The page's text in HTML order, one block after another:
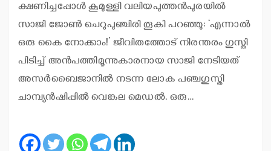
ക്ഷണിച്ചപ്പോള്‍ കൂമുള്ളി വലിയപുത്തന്‍പുരയില്‍
സാജി ജോണ്‍ ചെറുപുഞ്ചിരി തൂകി പറഞ്ഞു: ‘എന്നാല്‍
ഒരു കൈ നോക്കാം!’ ജീവിതത്തോട് നിരന്തരം ഗുസ്തി
പിടിച്ച് അന്‍പത്തിമൂന്നുകാരനായ സാജി നേടിയത്
അസര്‍ബൈജാനില്‍ നടന്ന ലോക പഞ്ചഗുസ്തി
ചാമ്പ്യന്‍ഷിപ്പില്‍ വെങ്കല മെഡല്‍. ഒരു…